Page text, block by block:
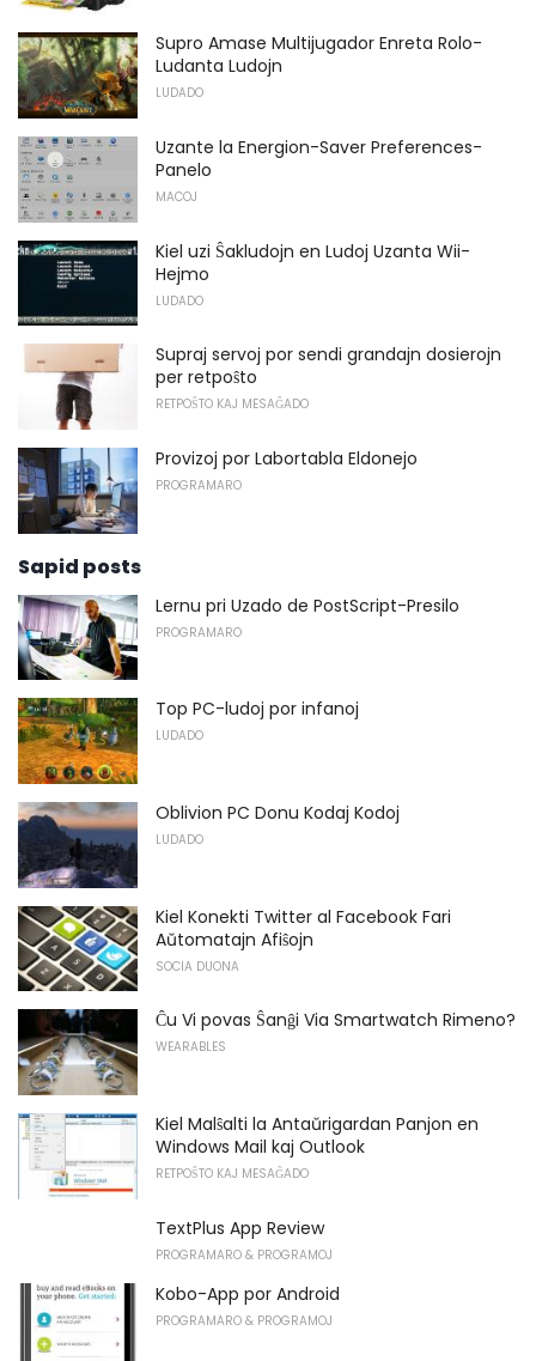
Supro Amase Multijugador Enreta Rolo-
Ludanta Ludojn
LUDADO
Uzante la Energion-Saver Preferences-
Panelo
MACOJ
Kiel uzi Ŝakludojn en Ludoj Uzanta Wii-
Hejmo
LUDADO
Supraj servoj por sendi grandajn dosierojn
per retpoŝto
RETPOŜTO KAJ MESAĜADO
Provizoj por Labortabla Eldonejo
PROGRAMARO
Sapid posts
Lernu pri Uzado de PostScript-Presilo
PROGRAMARO
Top PC-ludoj por infanoj
LUDADO
Oblivion PC Donu Kodaj Kodoj
LUDADO
Kiel Konekti Twitter al Facebook Fari
Aŭtomatajn Afiŝojn
SOCIA DUONA
Ĉu Vi povas Ŝanĝi Via Smartwatch Rimeno?
WEARABLES
Kiel Malŝalti la Antaŭrigardan Panjon en
Windows Mail kaj Outlook
RETPOŜTO KAJ MESAĜADO
TextPlus App Review
PROGRAMARO & PROGRAMOJ
Kobo-App por Android
PROGRAMARO & PROGRAMOJ